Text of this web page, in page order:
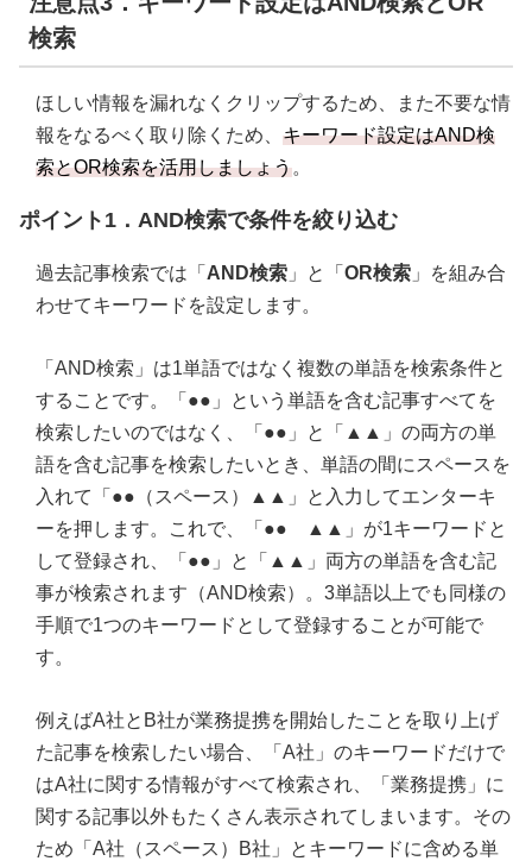
検索
ほしい情報を漏れなくクリップするため、また不要な情
報をなるべく取り除くため、 キーワード設定はAND検
索とOR検索を活用しましょう。
ポイント1．AND検索で条件を絞り込む
過去記事検索では「 AND検索 」と「 OR検索 」を組み合
わせてキーワードを設定します。
「AND検索」は1単語ではなく複数の単語を検索条件と
することです。「●●」という単語を含む記事すべてを
検索したいのではなく、「●●」と「▲▲」の両方の単
語を含む記事を検索したいとき、単語の間にスペースを
入れて「●●（スペース）▲▲」と入力してエンターキ
ーを押します。これで、「●● ▲▲」が1キーワードと
して登録され、「●●」と「▲▲」両方の単語を含む記
事が検索されます（AND検索）。3単語以上でも同様の
手順で1つのキーワードとして登録することが可能で
す。
例えばA社とB社が業務提携を開始したことを取り上げ
た記事を検索したい場合、「A社」のキーワードだけで
はA社に関する情報がすべて検索され、「業務提携」に
関する記事以外もたくさん表示されてしまいます。その
ため「A社（スペース）B社」とキーワードに含める単